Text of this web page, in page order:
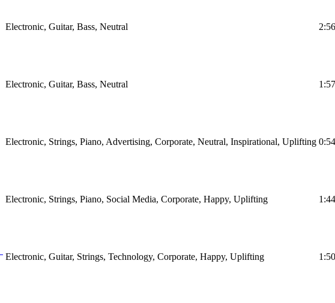
Electronic, Guitar, Bass, Neutral 2:56
Electronic, Guitar, Bass, Neutral 1:57
Electronic, Strings, Piano, Advertising, Corporate, Neutral, Inspirational, Uplifting 0:54
Electronic, Strings, Piano, Social Media, Corporate, Happy, Uplifting 1:44
Electronic, Guitar, Strings, Technology, Corporate, Happy, Uplifting 1:50